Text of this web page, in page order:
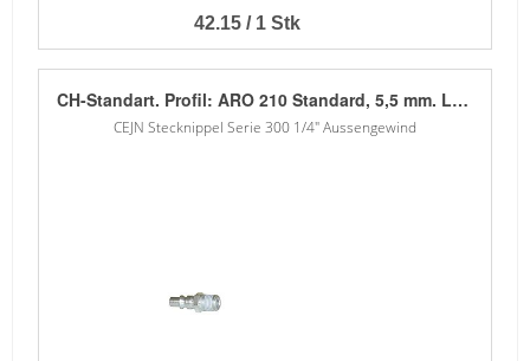
42.15 / 1 Stk
CH-Standart. Profil: ARO 210 Standard, 5,5 mm. Luftdurchflussrate* bei 6 bar: 1050 mit 0,5 bar Druckabfall.
CEJN Stecknippel Serie 300 1/4" Aussengewind